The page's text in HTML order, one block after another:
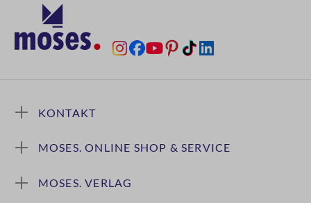
KONTAKT
MOSES. ONLINE SHOP & SERVICE
MOSES. VERLAG